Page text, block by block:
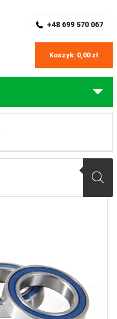
+48 699 570 067
Koszyk: 0,00 zł